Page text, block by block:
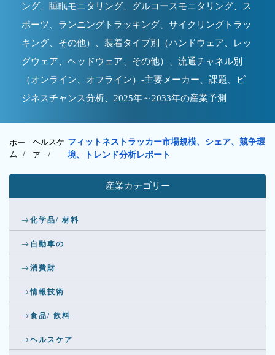
ング、睡眠モニタリング、グルコースモニタリング、ス
ポーツ、ランニングトラッキング、サイクリングトラッ
キング、その他）、装着タイプ別（ハンドウェア、レッ
グウェア、ヘッドウェア、その他）、流通チャネル別
（オンライン、オフライン）-主要メーカー、課題、ビ
ジネスチャンス分析、2025年～2033年の産業予測
ホー
ム /
ヘルスケ
ア /
フィットネストラッカー市場規模、シェア、競争環
境、トレンド分析レポート
産業カテゴリー
化学品/ 材料
自動車の
消費財
情報技術
食品/ 飲料
ヘルスケア